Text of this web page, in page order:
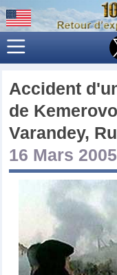
Accident
de
Varandey,
16 Mars 2005